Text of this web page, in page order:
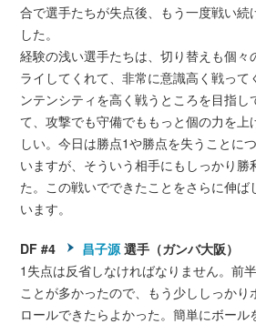
合で選手たちが失点後、もう一度戦い続
した。
経験の浅い選手たちは、切り替えも個々
ライしてくれて、非常に意識高く戦って
ンテンシティを高く戦うところを目指
て、攻撃でも守備でももっと個の力を上
しい。今日は勝点1や勝点を失うことに
いますが、そういう相手にもしっかり勝
た。この戦いでできたことをさらに伸ば
います。
DF #4 昌子源 選手（ガンバ大阪）
1失点は反省しなければなりません。前
ことが多かったので、もう少ししっかり
ロールできたらよかった。簡単にボー